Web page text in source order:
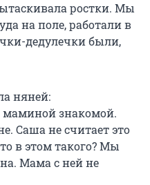
ростки. Мы
на поле, работали в
дедулечки были,
няней:
маминой знакомой.
Саша не считает это
в этом такого? Мы
Мама с ней не